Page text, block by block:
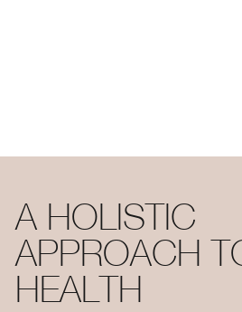
A HOLISTIC
APPROACH
HEALTH